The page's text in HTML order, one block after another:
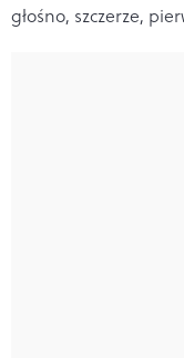
głośno, szczerze,